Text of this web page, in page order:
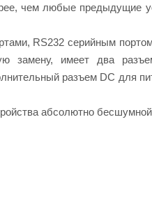
чем любые предыдущие
RS232 серийным
замену, имеет два
разъем DC для
абсолютно